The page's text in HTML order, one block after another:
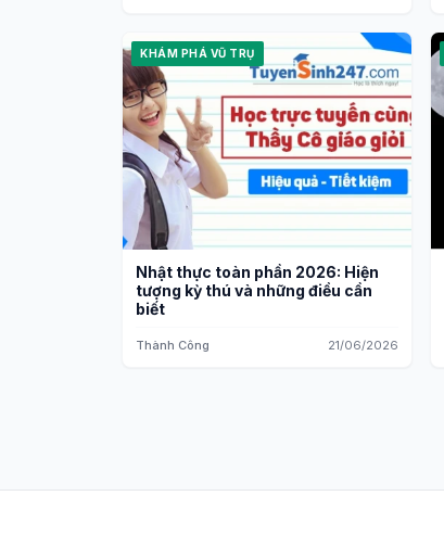
KHÁM PHÁ VŨ TRỤ
Nhật thực toàn phần 2026: Hiện
tượng kỳ thú và những điều cần
biết
Thành Công 21/06/2026